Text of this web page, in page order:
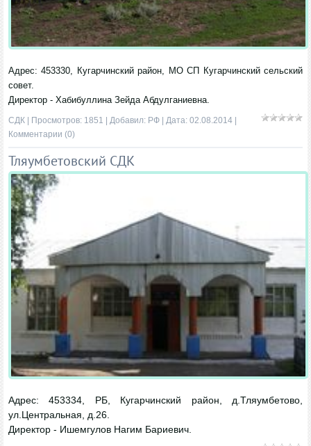
Адрес: 453330, Кугарчинский район, МО СП Кугарчинский сельский
совет.
Директор - Хабибуллина Зейда Абдулганиевна.
СДК | Просмотров: 1851 | Добавил: РФ | Дата: 02.08.2014
Комментарии (0)
Тляумбетовский СДК
Адрес: 453334, РБ, Кугарчинский район, д.Тляумбетово,
ул.Центральная, д.26.
Директор - Ишемгулов Нагим Бариевич.